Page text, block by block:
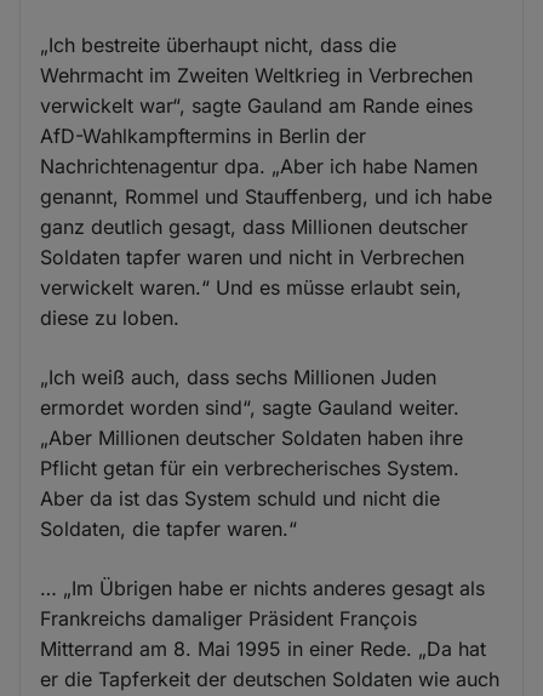
„Ich bestreite überhaupt nicht, dass die
Wehrmacht im Zweiten Weltkrieg in Verbrechen
verwickelt war“, sagte Gauland am Rande eines
AfD-Wahlkampftermins in Berlin der
Nachrichtenagentur dpa. „Aber ich habe Namen
genannt, Rommel und Stauffenberg, und ich habe
ganz deutlich gesagt, dass Millionen deutscher
Soldaten tapfer waren und nicht in Verbrechen
verwickelt waren.“ Und es müsse erlaubt sein,
diese zu loben.
„Ich weiß auch, dass sechs Millionen Juden
ermordet worden sind“, sagte Gauland weiter.
„Aber Millionen deutscher Soldaten haben ihre
Pflicht getan für ein verbrecherisches System.
Aber da ist das System schuld und nicht die
Soldaten, die tapfer waren.“
… „Im Übrigen habe er nichts anderes gesagt als
Frankreichs damaliger Präsident François
Mitterrand am 8. Mai 1995 in einer Rede. „Da hat
er die Tapferkeit der deutschen Soldaten wie auch